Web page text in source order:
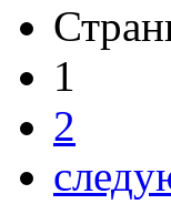
1
2